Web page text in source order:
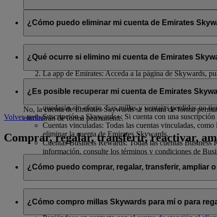
Se compartirán con flydubai su nombre y su dirección de
política de privacidad de flydubai.
¿Cómo puedo eliminar mi cuenta de Emirates
Puede eliminar su cuenta de Emirates Skywards o cancelar
La app de Emirates: Acceda a la página de Skywards,
¿Qué ocurre si elimino mi cuenta de Emirates
Si decide eliminar su cuenta de Emirates Skywards o
Millas Skywards y recompensas no utilizadas: Todas
quedarán sin efecto. Las millas y ventajas perdidas no
Suscripción a Skywards+: Si cuenta con una
Cuentas vinculadas: Todas las cuentas vinculadas,
eliminar la cuenta de Emirates Skywards.
Cuentas Business Rewards: Todas las cuentas
información, consulte los términos y condiciones de
¿Es posible recuperar mi cuenta de Emirates
No, la cuenta de Emirates Skywards se borrará de forma
eliminarán de forma permanente.
Volver arriba
Comprar, regalar, transferir, reactivar,
¿Cómo puedo comprar, regalar, transferir, ampliar
Si desea comprar, regalar y transferir millas Skywards, puede
¿Cómo compro millas Skywards para mí o para